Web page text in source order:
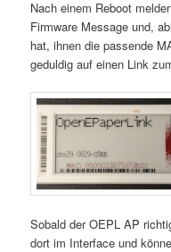
Nach einem Reboot
Firmware Message und,
hat, ihnen die passende
geduldig auf einen Link
Sobald der OEPL AP
dort im Interface und